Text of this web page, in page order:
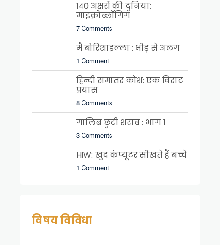
140 अक्षरों की दुनिया:
माइक्रोब्लॉगिंग
7 Comments
मैं बोरिशाइल्ला : भीड़ से अलग
1 Comment
हिन्दी समांतर कोश: एक विराट
प्रयास
8 Comments
गालिब छुटी शराब : भाग 1
3 Comments
HIW: खुद कंप्यूटर सीखते हैं बच्चे
1 Comment
विषय विविधा